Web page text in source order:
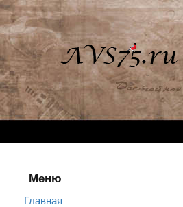
Меню
Главная